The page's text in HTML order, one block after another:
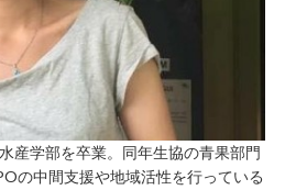
産学部を卒業。同年生協の青果部門
の中間支援や地域活性を行っている